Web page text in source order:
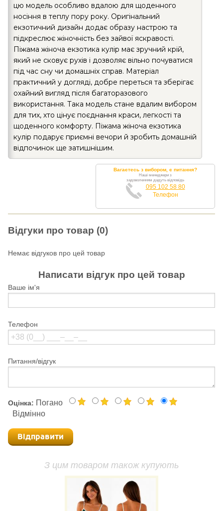
цю модель особливо вдалою для щоденного
носіння в теплу пору року. Оригінальний
екзотичний дизайн додає образу настрою та
підкреслює жіночність без зайвої яскравості.
Піжама жіноча екзотика кулір має зручний крій,
який не сковує рухів і дозволяє вільно почуватися
під час сну чи домашніх справ. Матеріал
практичний у догляді, добре переться та зберігає
охайний вигляд після багаторазового
використання. Така модель стане вдалим вибором
для тих, хто цінує поєднання краси, легкості та
щоденного комфорту. Піжама жіноча екзотика
кулір подарує приємні вечори й зробить домашній
відпочинок ще затишнішим.
Вагаєтесь з вибором, є питання?
Наші менеджери з
задоволенням дадуть відповідь
095 102 58 80
Телефон
Відгуки про товар (0)
Немає відгуков про цей товар
Написати відгук про цей товар
Ваше ім'я
Телефон
Питання/відгук
Оцінка: Погано
Відмінно
Відправити
З цим товаром також купують